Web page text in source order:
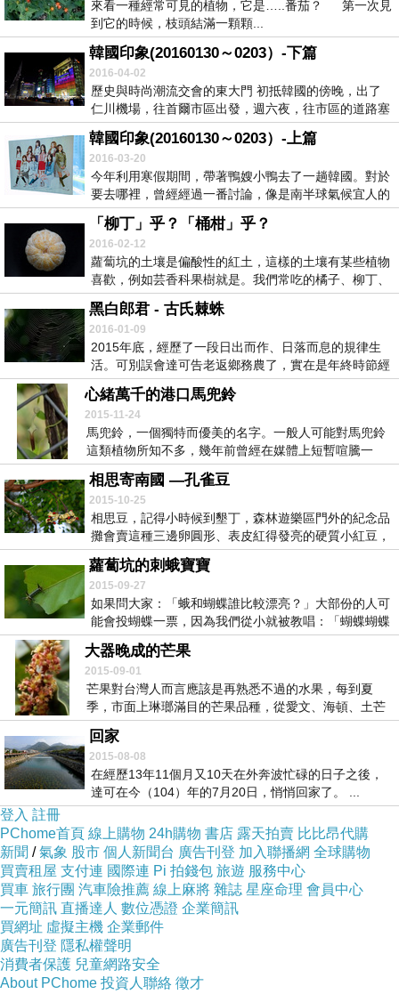
來看一種經常可見的植物，它是…..番茄？ 第一次見
到它的時候，枝頭結滿一顆顆...
韓國印象(20160130～0203）-下篇
2016-04-02
歷史與時尚潮流交會的東大門 初抵韓國的傍晚，出了
仁川機場，往首爾市區出發，週六夜，往市區的道路塞
&h...
韓國印象(20160130～0203）-上篇
2016-03-20
今年利用寒假期間，帶著鴨嫂小鴨去了一趟韓國。對於
要去哪裡，曾經經過一番討論，像是南半球氣候宜人的
紐西...
「柳丁」乎？「桶柑」乎？
2016-02-12
蘿蔔坑的土壤是偏酸性的紅土，這樣的土壤有某些植物
喜歡，例如芸香科果樹就是。我們常吃的橘子、柳丁、
柚子...
黑白郎君 - 古氏棘蛛
2016-01-09
2015年底，經歷了一段日出而作、日落而息的規律生
活。可別誤會達可告老返鄉務農了，實在是年終時節經
手...
心緒萬千的港口馬兜鈴
2015-11-24
馬兜鈴，一個獨特而優美的名字。一般人可能對馬兜鈴
這類植物所知不多，幾年前曾經在媒體上短暫喧騰一
時，當...
相思寄南國 —孔雀豆
2015-10-25
相思豆，記得小時候到墾丁，森林遊樂區門外的紀念品
攤會賣這種三邊卵圓形、表皮紅得發亮的硬質小紅豆，
品相...
蘿蔔坑的刺蛾寶寶
2015-09-27
如果問大家：「蛾和蝴蝶誰比較漂亮？」大部份的人可
能會投蝴蝶一票，因為我們從小就被教唱：「蝴蝶蝴蝶
長得...
大器晚成的芒果
2015-09-01
芒果對台灣人而言應該是再熟悉不過的水果，每到夏
季，市面上琳瑯滿目的芒果品種，從愛文、海頓、土芒
果、吃...
回家
2015-08-08
在經歷13年11個月又10天在外奔波忙碌的日子之後，
達可在今（104）年的7月20日，悄悄回家了。 ...
登入 註冊
PChome首頁 線上購物 24h購物 書店 露天拍賣 比比昂代購
新聞 /氣象 股市 個人新聞台 廣告刊登 加入聯播網 全球購物
買賣租屋 支付連 國際連 Pi 拍錢包 旅遊 服務中心
買車 旅行團 汽車險推薦 線上麻將 雜誌 星座命理 會員中心
一元簡訊 直播達人 數位憑證 企業簡訊
買網址 虛擬主機 企業郵件
廣告刊登 隱私權聲明
消費者保護 兒童網路安全
About PChome 投資人聯絡 徵才